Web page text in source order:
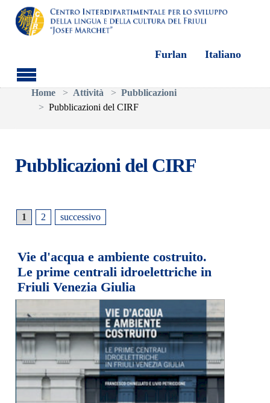
Skip to main content
Furlan Italiano
You are here:
Home
Attività
Pubblicazioni
Pubblicazioni del CIRF
Pubblicazioni del CIRF
1 2 successivo
Vie d'acqua e ambiente costruito.
Le prime centrali idroelettriche in
Friuli Venezia Giulia